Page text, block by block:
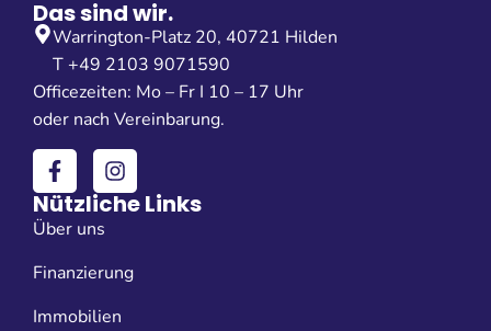
Das sind wir.
Warrington-Platz 20, 40721 Hilden
T +49 2103 9071590
Officezeiten: Mo – Fr I 10 – 17 Uhr
oder nach Vereinbarung.
Nützliche Links
Über uns
Finanzierung
Immobilien